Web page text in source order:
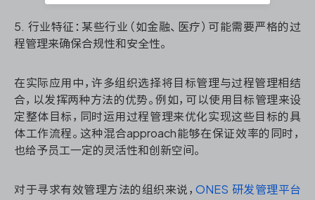
5. 行业特征：某些行业（如金融、医疗）可能需要严格的过
程管理来确保合规性和安全性。
在实际应用中，许多组织选择将目标管理与过程管理相结
合，以发挥两种方法的优势。例如，可以使用目标管理来设
定整体目标，同时运用过程管理来优化实现这些目标的具
体工作流程。这种混合approach能够在保证效率的同时，
也给予员工一定的灵活性和创新空间。
对于寻求有效管理方法的组织来说， ONES 研发管理平台